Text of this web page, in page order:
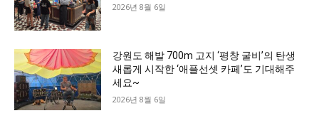
2026년 8월 6일
강원도 해발 700m 고지 ‘평창 굴비’의 탄생
새롭게 시작한 ‘애플선셋 카페’도 기대해주
세요~
2026년 8월 6일